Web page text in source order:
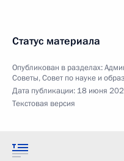
Статус материала
Опубликован в разделах:
Советы,Совет по науке и
Дата публикации: 18 июня
Текстовая версия